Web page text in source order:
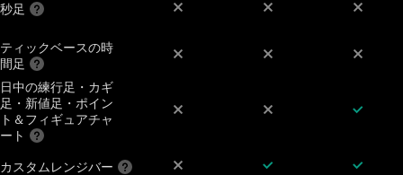
秒足
ティックベースの時
間足
日中の練行足・カギ
足・新値足・ポイン
ト＆フィギュアチャ
ート
カスタムレンジバー